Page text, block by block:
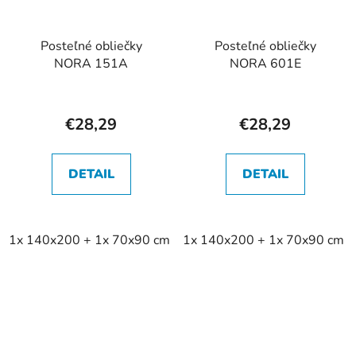
Posteľné obliečky
NORA 151A
€28,29
DETAIL
1x 140x200 + 1x 70x90 cm
Posteľné obliečky
NORA 601E
€28,29
DETAIL
1x 140x200 + 1x 70x90 cm